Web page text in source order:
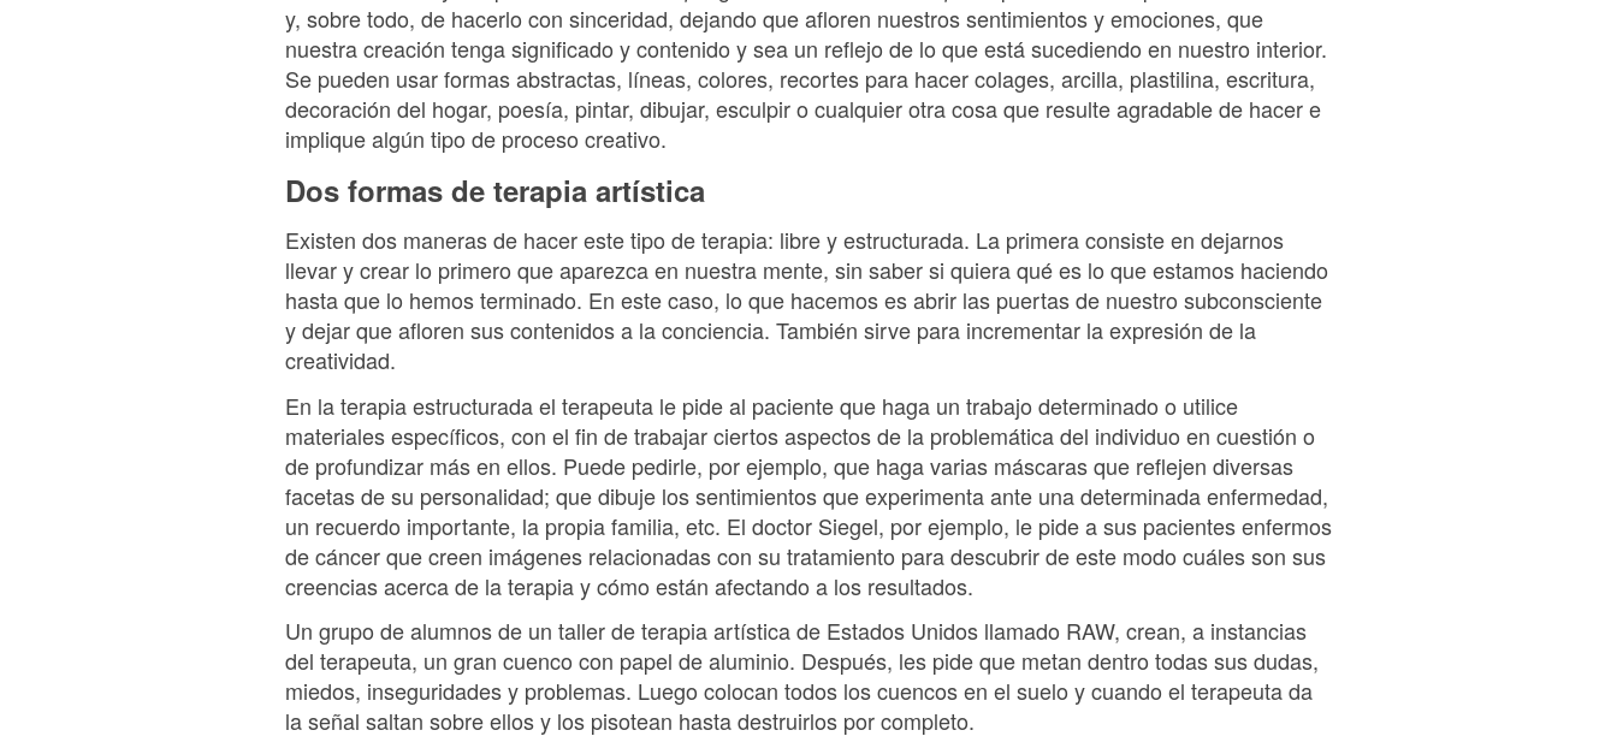
y, sobre todo, de hacerlo con sinceridad, dejando que afloren nuestros sentimientos y emociones, que
nuestra creación tenga significado y contenido y sea un reflejo de lo que está sucediendo en nuestro interior.
Se pueden usar formas abstractas, líneas, colores, recortes para hacer colages, arcilla, plastilina, escritura,
decoración del hogar, poesía, pintar, dibujar, esculpir o cualquier otra cosa que resulte agradable de hacer e
implique algún tipo de proceso creativo.
Dos formas de terapia artística
Existen dos maneras de hacer este tipo de terapia: libre y estructurada. La primera consiste en dejarnos
llevar y crear lo primero que aparezca en nuestra mente, sin saber si quiera qué es lo que estamos haciendo
hasta que lo hemos terminado. En este caso, lo que hacemos es abrir las puertas de nuestro subconsciente
y dejar que afloren sus contenidos a la conciencia. También sirve para incrementar la expresión de la
creatividad.
En la terapia estructurada el terapeuta le pide al paciente que haga un trabajo determinado o utilice
materiales específicos, con el fin de trabajar ciertos aspectos de la problemática del individuo en cuestión o
de profundizar más en ellos. Puede pedirle, por ejemplo, que haga varias máscaras que reflejen diversas
facetas de su personalidad; que dibuje los sentimientos que experimenta ante una determinada enfermedad,
un recuerdo importante, la propia familia, etc. El doctor Siegel, por ejemplo, le pide a sus pacientes enfermos
de cáncer que creen imágenes relacionadas con su tratamiento para descubrir de este modo cuáles son sus
creencias acerca de la terapia y cómo están afectando a los resultados.
Un grupo de alumnos de un taller de terapia artística de Estados Unidos llamado RAW, crean, a instancias
del terapeuta, un gran cuenco con papel de aluminio. Después, les pide que metan dentro todas sus dudas,
miedos, inseguridades y problemas. Luego colocan todos los cuencos en el suelo y cuando el terapeuta da
la señal saltan sobre ellos y los pisotean hasta destruirlos por completo.